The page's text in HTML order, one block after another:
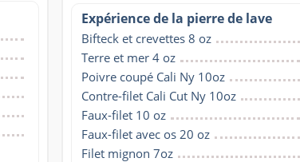
Expérience de la pierre de lave
Bifteck et crevettes 8 oz
Terre et mer 4 oz
Poivre coupé Cali Ny 10oz
Contre-filet Cali Cut Ny 10oz
Faux-filet 10 oz
Faux-filet avec os 20 oz
Filet mignon 7oz